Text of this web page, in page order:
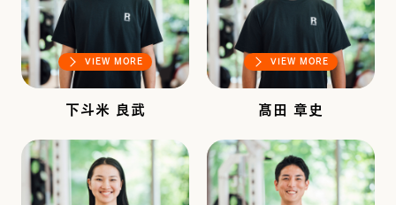
VIEW MORE
下斗米 良武
VIEW MORE
髙田 章史